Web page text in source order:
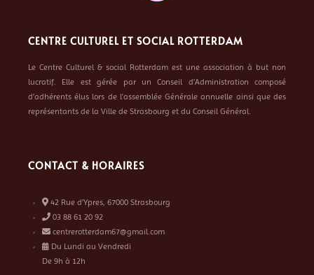
CENTRE CULTUREL ET SOCIAL ROTTERDAM
Le Centre Culturel & social Rotterdam est une association à but non
lucratif. Elle est gérée par un Conseil d’Administration composé
d’adhérents élus lors de l’assemblée Générale annuelle ainsi que des
représentants de la Ville de Strasbourg et du Conseil Général.
CONTACT & HORAIRES
42 Rue d’Ypres, 67000 Strasbourg
03 88 61 20 92
centrerotterdam67@gmail.com
Du Lundi au Vendredi
De 9h à 12h